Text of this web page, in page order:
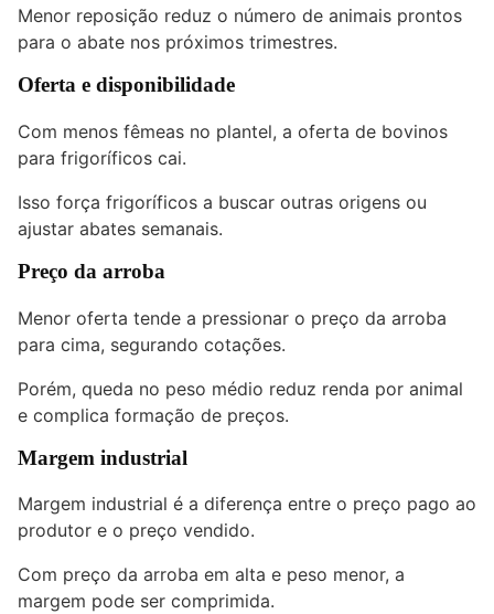
Menor reposição reduz o número de animais prontos
para o abate nos próximos trimestres.
Oferta e disponibilidade
Com menos fêmeas no plantel, a oferta de bovinos
para frigoríficos cai.
Isso força frigoríficos a buscar outras origens ou
ajustar abates semanais.
Preço da arroba
Menor oferta tende a pressionar o preço da arroba
para cima, segurando cotações.
Porém, queda no peso médio reduz renda por animal
e complica formação de preços.
Margem industrial
Margem industrial é a diferença entre o preço pago ao
produtor e o preço vendido.
Com preço da arroba em alta e peso menor, a
margem pode ser comprimida.